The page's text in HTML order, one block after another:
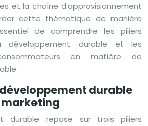
et la chaîne d’approvisionnement
cette thématique de manière
de comprendre les piliers
développement durable et les
en matière de
durable
durable repose sur trois piliers